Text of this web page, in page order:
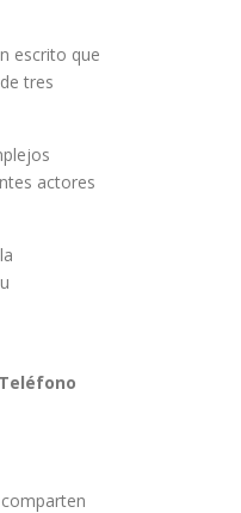
escrito que
tres
actores
Teléfono